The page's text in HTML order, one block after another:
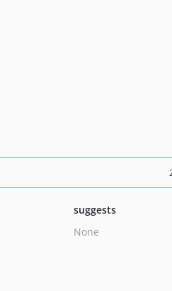
suggests
None